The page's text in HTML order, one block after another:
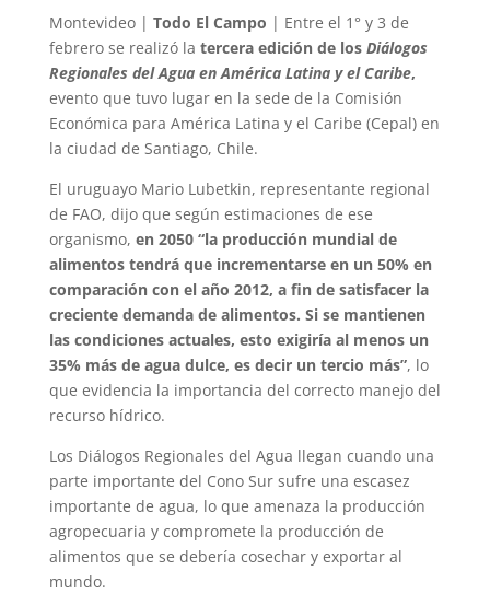
Montevideo | Todo El Campo | Entre el 1° y 3 de
febrero se realizó la tercera edición de los Diálogos
Regionales del Agua en América Latina y el Caribe,
evento que tuvo lugar en la sede de la Comisión
Económica para América Latina y el Caribe (Cepal) en
la ciudad de Santiago, Chile.
El uruguayo Mario Lubetkin, representante regional
de FAO, dijo que según estimaciones de ese
organismo, en 2050 “la producción mundial de
alimentos tendrá que incrementarse en un 50% en
comparación con el año 2012, a fin de satisfacer la
creciente demanda de alimentos. Si se mantienen
las condiciones actuales, esto exigiría al menos un
35% más de agua dulce, es decir un tercio más”, lo
que evidencia la importancia del correcto manejo del
recurso hídrico.
Los Diálogos Regionales del Agua llegan cuando una
parte importante del Cono Sur sufre una escasez
importante de agua, lo que amenaza la producción
agropecuaria y compromete la producción de
alimentos que se debería cosechar y exportar al
mundo.